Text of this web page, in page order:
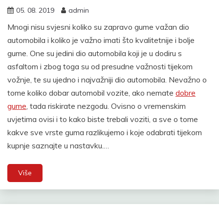
05. 08. 2019 admin
Mnogi nisu svjesni koliko su zapravo gume važan dio
automobila i koliko je važno imati što kvalitetnije i bolje
gume. One su jedini dio automobila koji je u dodiru s
asfaltom i zbog toga su od presudne važnosti tijekom
vožnje, te su ujedno i najvažniji dio automobila. Nevažno o
tome koliko dobar automobil vozite, ako nemate dobre
gume , tada riskirate nezgodu. Ovisno o vremenskim
uvjetima ovisi i to kako biste trebali voziti, a sve o tome
kakve sve vrste guma razlikujemo i koje odabrati tijekom
kupnje saznajte u nastavku.…
Više